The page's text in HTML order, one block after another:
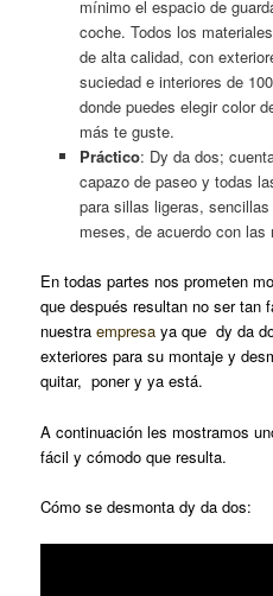
mínimo el espacio de
coche. Todos los
de alta calidad, con
suciedad e interiores de
donde puedes elegir color
más te guste.
Práctico: Dy da dos;
capazo de paseo y todas
para sillas ligeras,
meses, de acuerdo con las
En todas partes nos prometen
que después resultan no ser tan
nuestraempresa ya que dy da
exteriores para su montaje y
quitar, poner y ya está.
A continuación les mostramos
fácil y cómodo que resulta.
Cómo se desmonta dy da dos: